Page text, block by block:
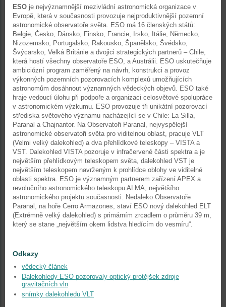
ESO je nejvýznamnější mezivládní astronomická organizace v
Evropě, která v současnosti provozuje nejproduktivnější pozemní
astronomické observatoře světa. ESO má 16 členských států:
Belgie, Česko, Dánsko, Finsko, Francie, Irsko, Itálie, Německo,
Nizozemsko, Portugalsko, Rakousko, Španělsko, Švédsko,
Švýcarsko, Velká Británie a dvojici strategických partnerů – Chile,
která hostí všechny observatoře ESO, a Austrálii. ESO uskutečňuje
ambiciózní program zaměřený na návrh, konstrukci a provoz
výkonných pozemních pozorovacích komplexů umožňujících
astronomům dosáhnout významných vědeckých objevů. ESO také
hraje vedoucí úlohu při podpoře a organizaci celosvětové spolupráce
v astronomickém výzkumu. ESO provozuje tři unikátní pozorovací
střediska světového významu nacházející se v Chile: La Silla,
Paranal a Chajnantor. Na Observatoři Paranal, nejvyspělejší
astronomické observatoři světa pro viditelnou oblast, pracuje VLT
(Velmi velký dalekohled) a dva přehlídkové teleskopy – VISTA a
VST. Dalekohled VISTA pozoruje v infračervené části spektra a je
největším přehlídkovým teleskopem světa, dalekohled VST je
největším teleskopem navrženým k prohlídce oblohy ve viditelné
oblasti spektra. ESO je významným partnerem zařízení APEX a
revolučního astronomického teleskopu ALMA, největšího
astronomického projektu současnosti. Nedaleko Observatoře
Paranal, na hoře Cerro Armazones, staví ESO nový dalekohled ELT
(Extrémně velký dalekohled) s primárním zrcadlem o průměru 39 m,
který se stane „největším okem lidstva hledícím do vesmíru“.
Odkazy
vědecký článek
Dalekohledy ESO pozorovaly optický protějšek zdroje
gravitačních vln
snímky dalekohledu VLT